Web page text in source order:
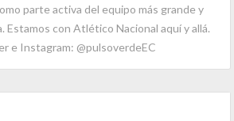
parte activa del equipo más grande y
Estamos con Atlético Nacional aquí y allá.
e Instagram: @pulsoverdeEC